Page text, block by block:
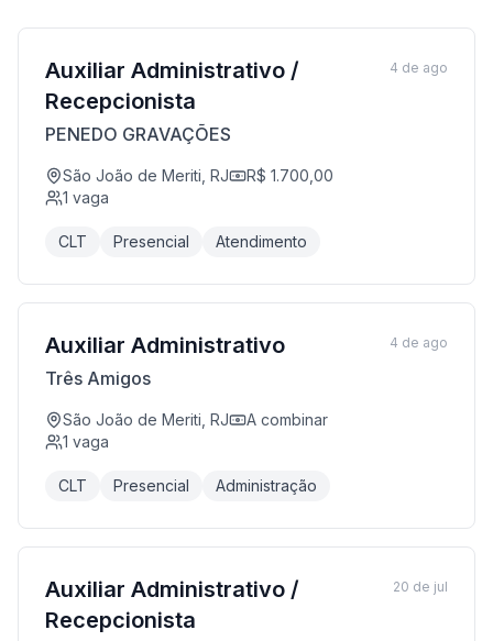
Auxiliar Administrativo /
Recepcionista
PENEDO GRAVAÇÕES
São João de Meriti, RJ
R$ 1.700,00
1 vaga
CLT Presencial Atendimento
4 de ago
Auxiliar Administrativo
Três Amigos
São João de Meriti, RJ
A combinar
1 vaga
CLT Presencial Administração
4 de ago
Auxiliar Administrativo /
Recepcionista
20 de jul